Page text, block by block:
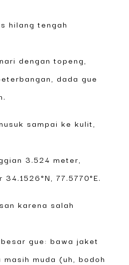
hilang tengah
dengan topeng,
dada gue
sampai ke kulit,
3.524 meter,
77.5770°E.
karena salah
gue: bawa jaket
muda (uh, bodoh